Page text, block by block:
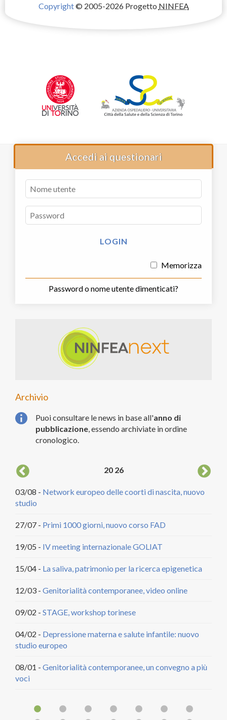
Copyright© 2005-2026 Progetto NINFEA
Accedi ai questionari
Memorizza
Password o nome utente dimenticati?
Archivio
Puoi consultare le news in base all'anno di
pubblicazione , essendo archiviate in ordine
cronologico.
20 26
03/08 - Network europeo delle coorti di nascita, nuovo
studio
27/07 - Primi 1000 giorni, nuovo corso FAD
19/05 - IV meeting internazionale GOLIAT
15/04 - La saliva, patrimonio per la ricerca epigenetica
12/03 - Genitorialità contemporanee, video online
09/02 - STAGE, workshop torinese
04/02 - Depressione materna e salute infantile: nuovo
studio europeo
08/01 - Genitorialità contemporanee, un convegno a più
voci